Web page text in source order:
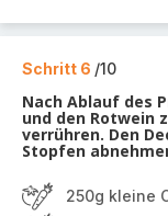
Schritt 6 /10
Nach Ablauf des
und den Rotwein
verrühren. Den
Stopfen
250g kleine